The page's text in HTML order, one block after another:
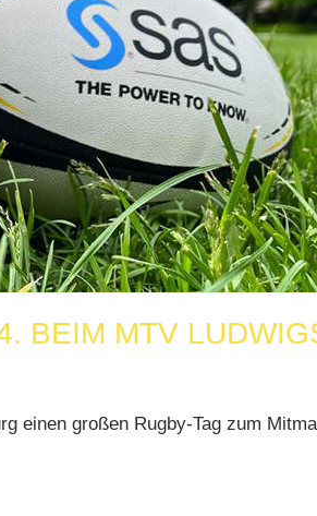
BEIM MTV
einen großen Rugby-Tag zum